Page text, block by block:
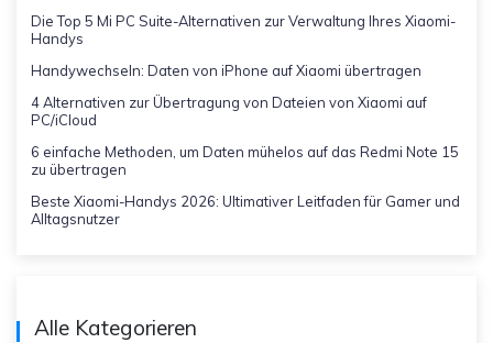
Die Top 5 Mi PC Suite-Alternativen zur Verwaltung Ihres Xiaomi-
Handys
Handywechseln: Daten von iPhone auf Xiaomi übertragen
4 Alternativen zur Übertragung von Dateien von Xiaomi auf
PC/iCloud
6 einfache Methoden, um Daten mühelos auf das Redmi Note 15
zu übertragen
Beste Xiaomi-Handys 2026: Ultimativer Leitfaden für Gamer und
Alltagsnutzer
Alle Kategorieren